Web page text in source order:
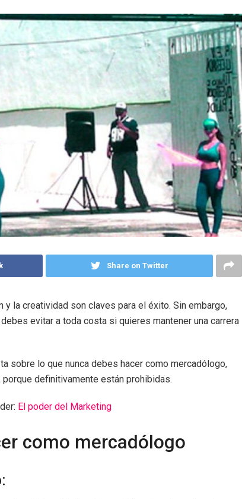
Share on Twitter
y la creatividad son claves para el éxito. Sin embargo,
evitar a toda costa si quieres mantener una carrera
sobre lo que nunca debes hacer como mercadólogo,
definitivamente están prohibidas.
El poder del Marketing
como mercadólogo